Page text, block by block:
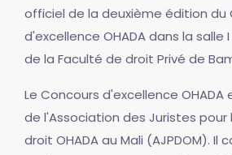
officiel de la deuxième édition du
d'excellence OHADA dans la salle
de la Faculté de droit Privé de
Le Concours d'excellence
de l'Association des Juristes pour
droit OHADA au Mali (AJPDOM). Il